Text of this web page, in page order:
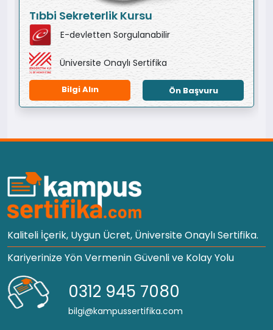
Tıbbi Sekreterlik Kursu
E-devletten Sorgulanabilir
Üniversite Onaylı Sertifika
Bilgi Alın Ön Başvuru
Kaliteli İçerik, Uygun Ücret, Üniversite Onaylı Sertifika.
Kariyerinize Yön Vermenin Güvenli ve Kolay Yolu
0312 945 7080
bilgi@kampussertifika.com